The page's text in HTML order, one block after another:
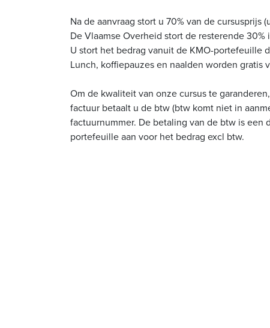
Na de aanvraag stort u 70% van de cursusprijs
De Vlaamse Overheid stort de resterende
U stort het bedrag vanuit de KMO-portefeuille
Lunch, koffiepauzes en naalden worden gratis
Om de kwaliteit van onze cursus te
factuur betaalt u de btw (btw komt niet in
factuurnummer. De betaling van de btw is
portefeuille aan voor het bedrag excl btw.